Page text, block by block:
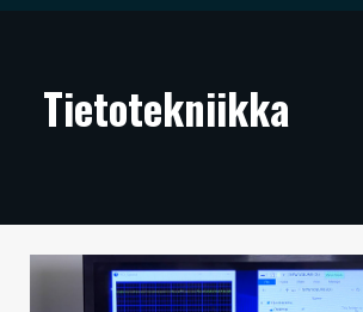
ARTIKKELIT
TECHBBS
Tietotekniikka